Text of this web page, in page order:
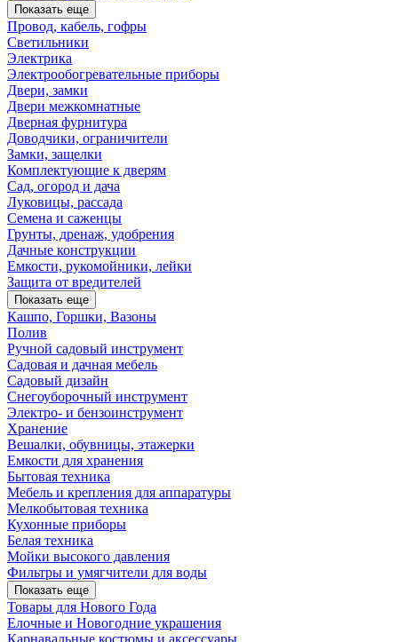
Показать еще
Провод, кабель, гофры
Светильники
Электрика
Электрообогревательные приборы
Двери, замки
Двери межкомнатные
Дверная фурнитура
Доводчики, ограничители
Замки, защелки
Комплектующие к дверям
Сад, огород и дача
Луковицы, рассада
Семена и саженцы
Грунты, дренаж, удобрения
Дачные конструкции
Емкости, рукомойники, лейки
Защита от вредителей
Показать еще
Кашпо, Горшки, Вазоны
Полив
Ручной садовый инструмент
Садовая и дачная мебель
Садовый дизайн
Снегоуборочный инструмент
Электро- и бензоинструмент
Хранение
Вешалки, обувницы, этажерки
Емкости для хранения
Бытовая техника
Мебель и крепления для аппаратуры
Мелкобытовая техника
Кухонные приборы
Белая техника
Мойки высокого давления
Фильтры и умягчители для воды
Показать еще
Товары для Нового Года
Елочные и Новогодние украшения
Карнавальные костюмы и аксессуары